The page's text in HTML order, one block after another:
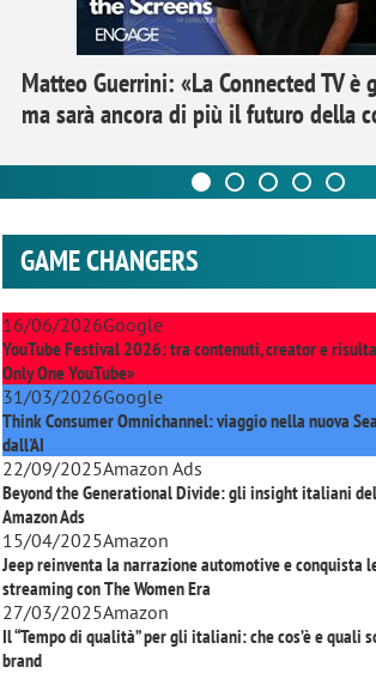
Matteo Guerrini: «La Connected TV è
ma sarà ancora di più il futuro della
GAME CHANGERS
16/06/2026Google
YouTube Festival 2026: tra contenuti, creator e
Only One YouTube»
31/03/2026Google
Think Consumer Omnichannel: viaggio nella nuova
dall'AI
22/09/2025Amazon Ads
Beyond the Generational Divide: gli insight italiani
Amazon Ads
15/04/2025Amazon
Jeep reinventa la narrazione automotive e conquista
streaming conThe Women Era
27/03/2025Amazon
Il “Tempo di qualità” per gli italiani: che cos’è e quali
brand